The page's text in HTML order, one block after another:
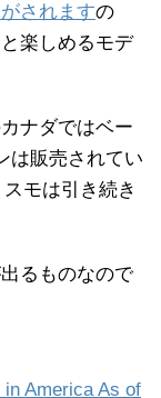
されますの
楽しめるモデ
ナダではベー
は販売されてい
モは引き続き
るものなので
in America As of